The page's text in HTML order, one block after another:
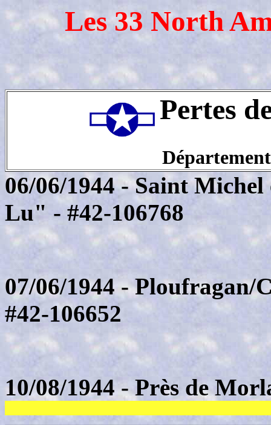
Les 33 North
Pertes
06/06/1944 - Saint
Lu" - #42-106768
07/06/1944 - Ploufragan/
#42-106652
10/08/1944 - Près de